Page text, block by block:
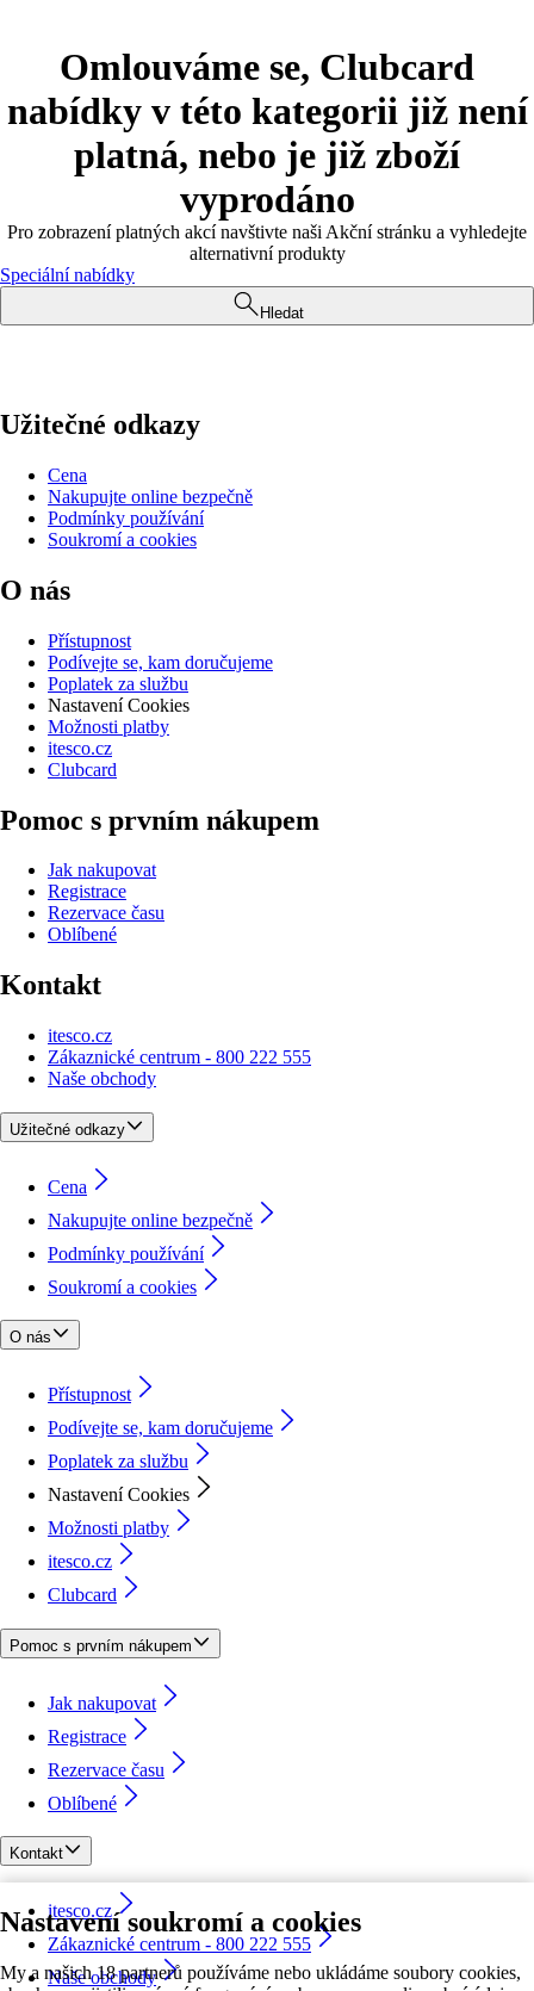
Nastavení soukromí a cookies
My a našich 18 partnerů používáme nebo ukládáme soubory cookies,
Omlouváme se, Clubcard
nabídky v této kategorii již není
platná, nebo je již zboží
vyprodáno
Pro zobrazení platných akcí navštivte naši Akční stránku a vyhledejte
alternativní produkty
Speciální nabídky
Hledat
Užitečné odkazy
Cena
Nakupujte online bezpečně
Podmínky používání
Soukromí a cookies
O nás
Přístupnost
Podívejte se, kam doručujeme
Poplatek za službu
Nastavení Cookies
Možnosti platby
itesco.cz
Clubcard
Pomoc s prvním nákupem
Jak nakupovat
Registrace
Rezervace času
Oblíbené
Kontakt
itesco.cz
Zákaznické centrum - 800 222 555
Naše obchody
Užitečné odkazy
Cena
Nakupujte online bezpečně
Podmínky používání
Soukromí a cookies
O nás
Přístupnost
Podívejte se, kam doručujeme
Poplatek za službu
Nastavení Cookies
Možnosti platby
itesco.cz
Clubcard
Pomoc s prvním nákupem
Jak nakupovat
Registrace
Rezervace času
Oblíbené
Kontakt
itesco.cz
Zákaznické centrum - 800 222 555
Naše obchody